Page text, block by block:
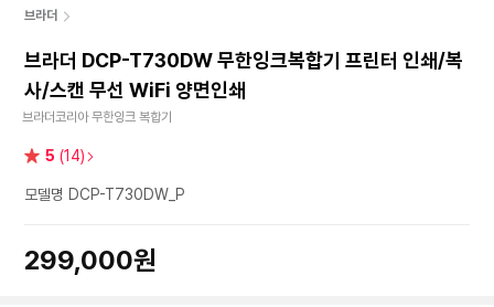
브라더
브라더 DCP-T730DW 무한잉크복합기 프린터 인쇄/복
사/스캔 무선 WiFi 양면인쇄
브라더코리아 무한잉크 복합기
별 5 (14)
모델명 DCP-T730DW_P
299,000원